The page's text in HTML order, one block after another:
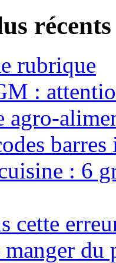
récents
rubrique
:
agro-
: 6
cette
du